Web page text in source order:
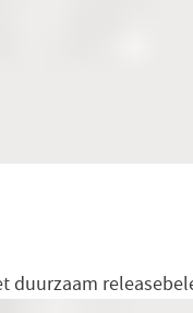
duurzaam